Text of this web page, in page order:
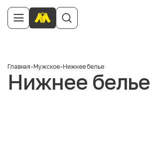
Главная-Мужское-Нижнее белье
Нижнее белье